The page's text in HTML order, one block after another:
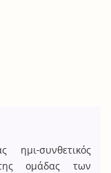
ημι-συνθετικός
της ομάδας των